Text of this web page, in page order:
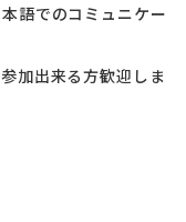
語でのコミュニケー
加出来る方歓迎しま